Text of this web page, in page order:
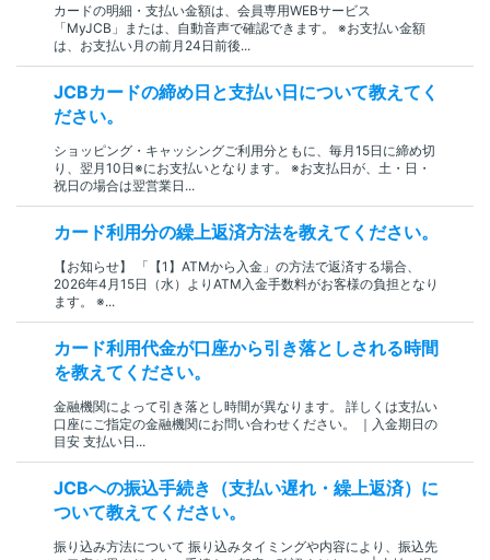
カードの明細・支払い金額は、会員専用WEBサービス
「MyJCB」または、自動音声で確認できます。 ※お支払い金額
は、お支払い月の前月24日前後...
JCBカードの締め日と支払い日について教えてく
ださい。
ショッピング・キャッシングご利用分ともに、毎月15日に締め切
り、翌月10日※にお支払いとなります。 ※お支払日が、土・日・
祝日の場合は翌営業日...
カード利用分の繰上返済方法を教えてください。
【お知らせ】 「【1】ATMから入金」の方法で返済する場合、
2026年4月15日（水）よりATM入金手数料がお客様の負担となり
ます。 ※...
カード利用代金が口座から引き落としされる時間
を教えてください。
金融機関によって引き落とし時間が異なります。 詳しくは支払い
口座にご指定の金融機関にお問い合わせください。 ｜入金期日の
目安 支払い日...
JCBへの振込手続き（支払い遅れ・繰上返済）に
ついて教えてください。
振り込み方法について 振り込みタイミングや内容により、振込先